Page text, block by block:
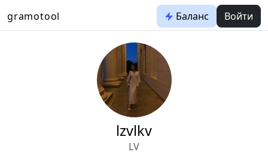
gramotool Баланс Войти
lzvlkv
LV